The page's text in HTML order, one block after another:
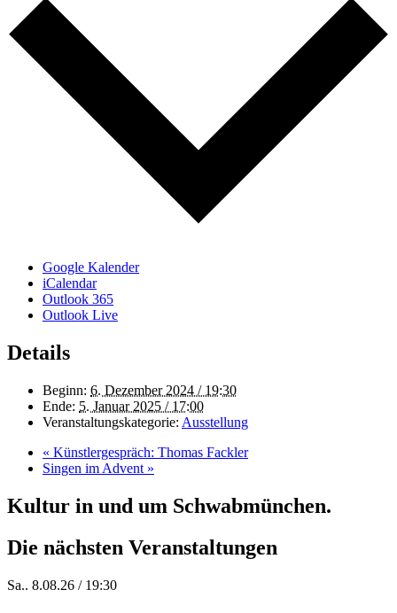
Google Kalender
iCalendar
Outlook 365
Outlook Live
Details
Beginn: 6. Dezember 2024 / 19:30
Ende: 5. Januar 2025 / 17:00
Veranstaltungskategorie: Ausstellung
« Künstlergespräch: Thomas Fackler
Singen im Advent »
Kultur in und um Schwabmünchen.
Die nächsten Veranstaltungen
Sa.. 8.08.26 / 19:30